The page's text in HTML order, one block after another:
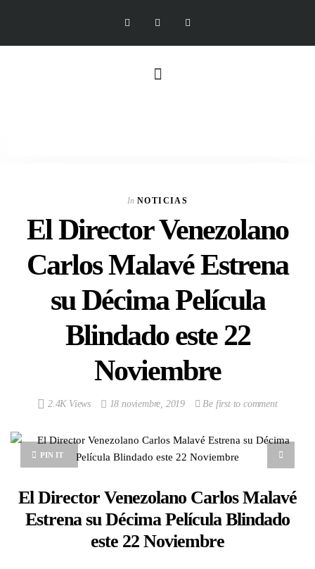
In NOTICIAS
El Director Venezolano
Carlos Malavé Estrena
su Décima Película
Blindado este 22
Noviembre
2.4K Views 18 noviembre, 2019 Be first to comment
PIN IT
El Director Venezolano Carlos Malavé
Estrena su Décima Película Blindado
este 22 Noviembre